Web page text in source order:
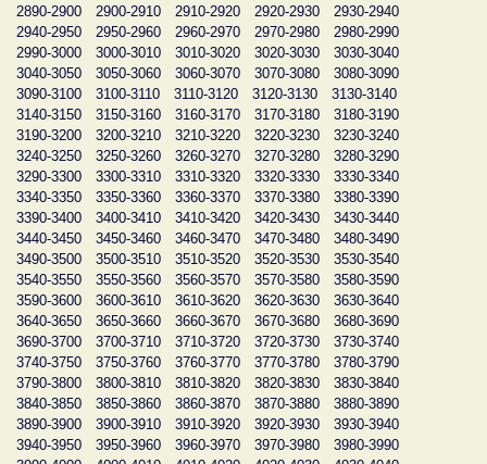
2890-2900
2900-2910 2910-2920 2920-2930
2930-2940
2940-2950
2950-2960 2960-2970 2970-2980
2980-2990
2990-3000
3000-3010 3010-3020 3020-3030
3030-3040
3040-3050
3050-3060 3060-3070 3070-3080
3080-3090
3090-3100
3100-3110 3110-3120 3120-3130
3130-3140
3140-3150
3150-3160 3160-3170 3170-3180
3180-3190
3190-3200
3200-3210 3210-3220 3220-3230
3230-3240
3240-3250
3250-3260 3260-3270 3270-3280
3280-3290
3290-3300
3300-3310 3310-3320 3320-3330
3330-3340
3340-3350
3350-3360 3360-3370 3370-3380
3380-3390
3390-3400
3400-3410 3410-3420 3420-3430
3430-3440
3440-3450
3450-3460 3460-3470 3470-3480
3480-3490
3490-3500
3500-3510 3510-3520 3520-3530
3530-3540
3540-3550
3550-3560 3560-3570 3570-3580
3580-3590
3590-3600
3600-3610 3610-3620 3620-3630
3630-3640
3640-3650
3650-3660 3660-3670 3670-3680
3680-3690
3690-3700
3700-3710 3710-3720 3720-3730
3730-3740
3740-3750
3750-3760 3760-3770 3770-3780
3780-3790
3790-3800
3800-3810 3810-3820 3820-3830
3830-3840
3840-3850
3850-3860 3860-3870 3870-3880
3880-3890
3890-3900
3900-3910 3910-3920 3920-3930
3930-3940
3940-3950
3950-3960 3960-3970 3970-3980
3980-3990